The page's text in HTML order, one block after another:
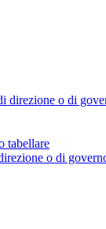
direzione o di
tabellare
o di